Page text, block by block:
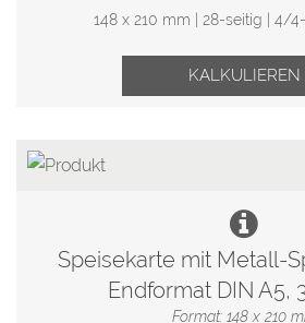
148 x 210 mm | 28-seitig | 4/
KALKULIEREN
Speisekarte mit Metall-
Endformat DIN A5,
Format: 148 x 210